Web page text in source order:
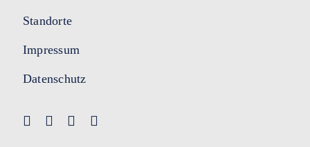
Standorte
Impressum
Datenschutz